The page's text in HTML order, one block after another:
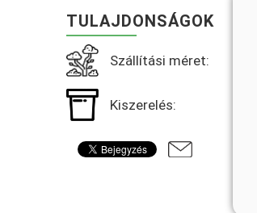
TULAJDONSÁGOK
Szállítási méret:
Kiszerelés: